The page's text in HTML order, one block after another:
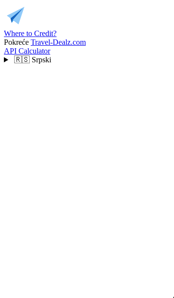
Where to Credit?
Pokreće Travel-Dealz.com
API Calculator
🇷🇸 Srpski